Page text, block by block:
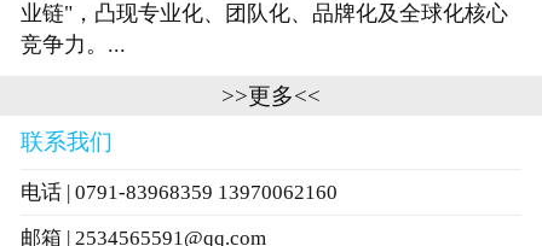
业链"，凸现专业化、团队化、品牌化及全球化核心
竞争力。...
>>更多<<
联系我们
电话 | 0791-83968359 13970062160
邮箱 | 2534565591@qq.com